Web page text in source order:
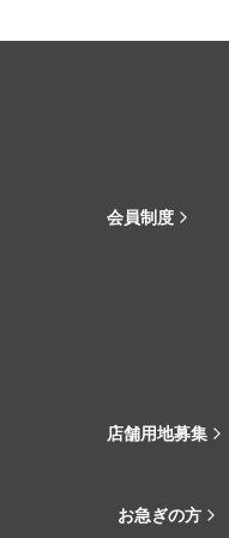
会員制度
店舗用地募集
お急ぎの方